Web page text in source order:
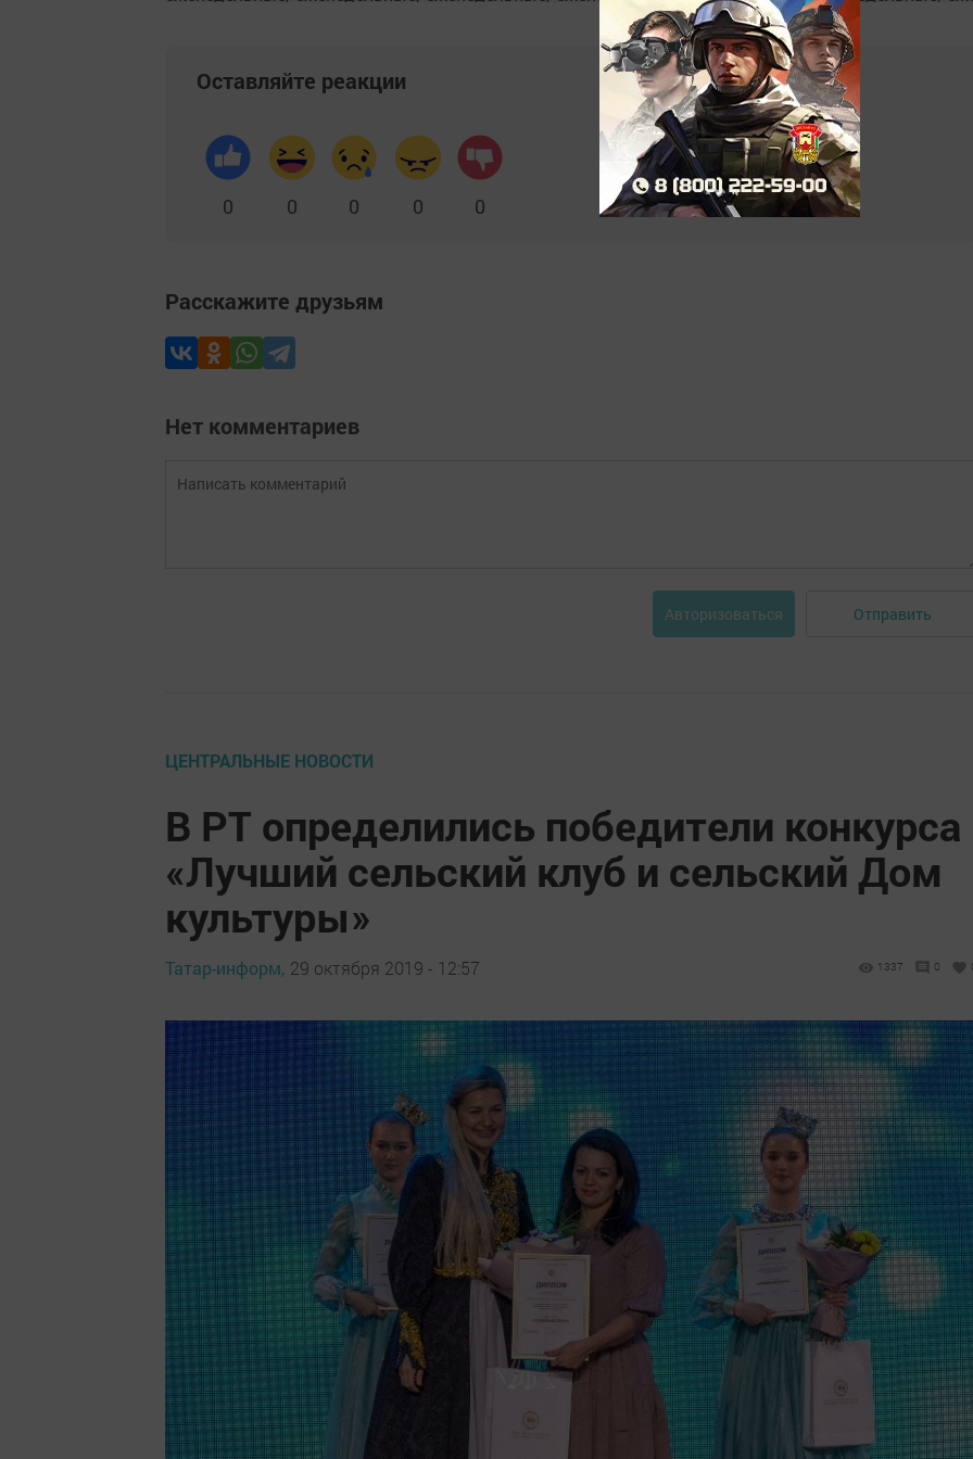
Оставляйте реакции
0 0 0 0 0
Расскажите друзьям
Нет комментариев
Авторизоваться Отправить
ЦЕНТРАЛЬНЫЕ НОВОСТИ
В РТ определились победители конкурса
«Лучший сельский клуб и сельский Дом
культуры»
Татар-информ, 29 октября 2019 - 12:57 1337 0